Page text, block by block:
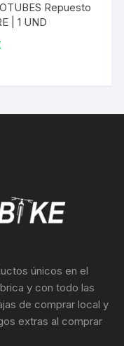
Repuesto
| 1 UND
únicos en el
y con todo las
de comprar local y
extras al comprar